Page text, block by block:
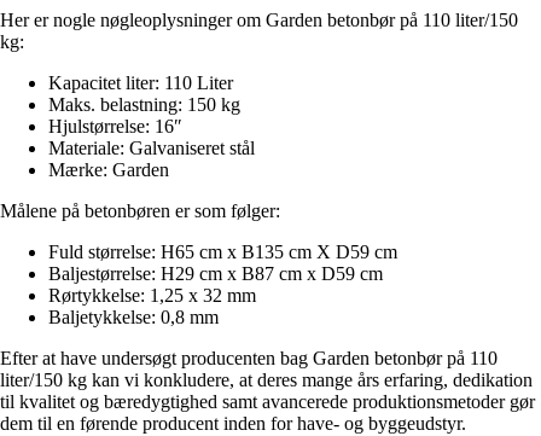
Her er nogle nøgleoplysninger om Garden betonbør på 110 liter/150
kg:
Kapacitet liter: 110 Liter
Maks. belastning: 150 kg
Hjulstørrelse: 16″
Materiale: Galvaniseret stål
Mærke: Garden
Målene på betonbøren er som følger:
Fuld størrelse: H65 cm x B135 cm X D59 cm
Baljestørrelse: H29 cm x B87 cm x D59 cm
Rørtykkelse: 1,25 x 32 mm
Baljetykkelse: 0,8 mm
Efter at have undersøgt producenten bag Garden betonbør på 110
liter/150 kg kan vi konkludere, at deres mange års erfaring, dedikation
til kvalitet og bæredygtighed samt avancerede produktionsmetoder gør
dem til en førende producent inden for have- og byggeudstyr.